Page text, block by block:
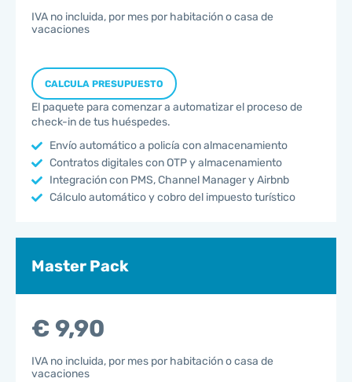
IVA no incluida, por mes por habitación o casa de
vacaciones
CALCULA PRESUPUESTO
El paquete para comenzar a automatizar el proceso de
check-in de tus huéspedes.
Envío automático a policía con almacenamiento
Contratos digitales con OTP y almacenamiento
Integración con PMS, Channel Manager y Airbnb
Cálculo automático y cobro del impuesto turístico
Master Pack
€ 9,90
IVA no incluida, por mes por habitación o casa de
vacaciones